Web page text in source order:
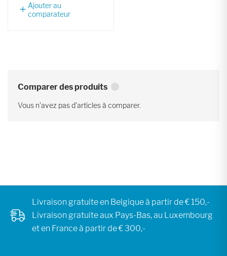
Ajouter au
comparateur
Comparer des produits
Vous n’avez pas d’articles à comparer.
Livraison gratuite en Belgique à partir de € 150,-
Livraison gratuite aux Pays-Bas, au Luxembourg
et en France à partir de € 300,-